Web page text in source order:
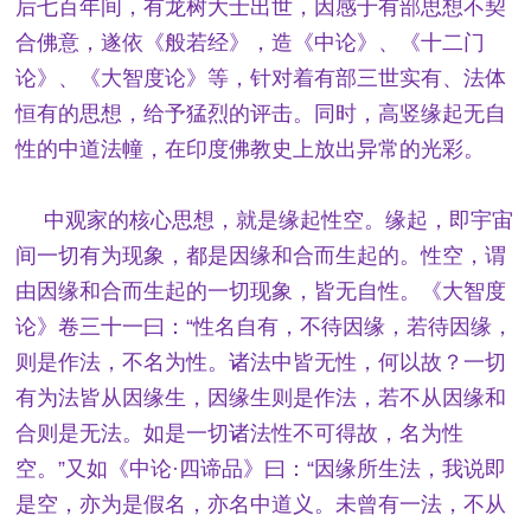
后七百年间，有龙树大士出世，因感于有部思想不契
合佛意，遂依《般若经》，造《中论》、《十二门
论》、《大智度论》等，针对着有部三世实有、法体
恒有的思想，给予猛烈的评击。同时，高竖缘起无自
性的中道法幢，在印度佛教史上放出异常的光彩。
中观家的核心思想，就是缘起性空。缘起，即宇宙
间一切有为现象，都是因缘和合而生起的。性空，谓
由因缘和合而生起的一切现象，皆无自性。《大智度
论》卷三十一曰：“性名自有，不待因缘，若待因缘，
则是作法，不名为性。诸法中皆无性，何以故？一切
有为法皆从因缘生，因缘生则是作法，若不从因缘和
合则是无法。如是一切诸法性不可得故，名为性
空。”又如《中论·四谛品》曰：“因缘所生法，我说即
是空，亦为是假名，亦名中道义。未曾有一法，不从